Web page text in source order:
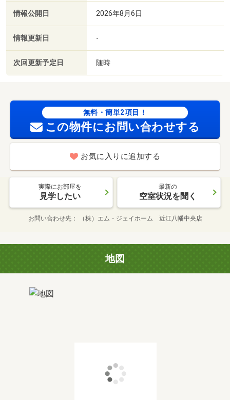
情報公開日 2026年8月6日
情報更新日 -
次回更新予定日 随時
無料・簡単2項目！
この物件にお問い合わせする
お気に入りに追加する
実際にお部屋を
見学したい
最新の
空室状況を聞く
お問い合わせ先 （株）エム・ジェイホーム 近江八幡中央店
地図